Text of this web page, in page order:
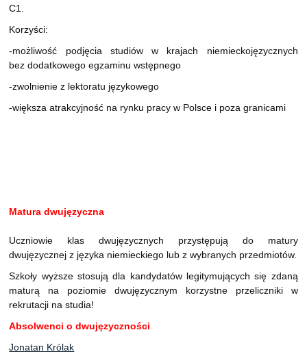
C1.
Korzyści:
-możliwość podjęcia studiów w krajach niemieckojęzycznych
bez dodatkowego egzaminu wstępnego
-zwolnienie z lektoratu językowego
-większa atrakcyjność na rynku pracy w Polsce i poza granicami
Matura dwujęzyczna
Uczniowie klas dwujęzycznych przystępują do matury
dwujęzycznej z języka niemieckiego lub z wybranych przedmiotów.
Szkoły wyższe stosują dla kandydatów legitymujących się zdaną
maturą na poziomie dwujęzycznym korzystne przeliczniki w
rekrutacji na studia!
Absolwenci o dwujęzyczności
Jonatan Królak